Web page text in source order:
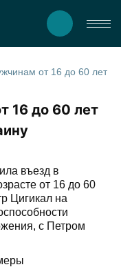
16 до 60 лет
въезд в
от 16 до 60
Цигикал на
с Петром